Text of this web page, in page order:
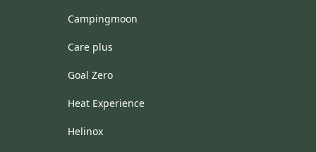
Campingmoon
Care plus
Goal Zero
Heat Experience
Helinox